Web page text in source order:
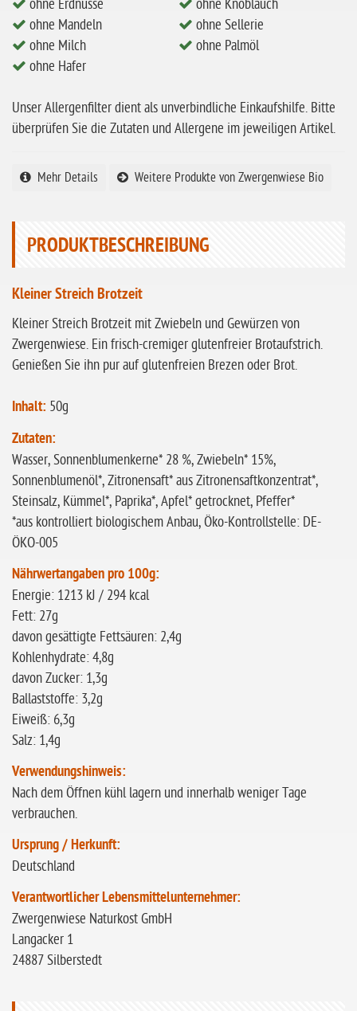
ohne Reis
ohne Mais
ohne Sesam
ohne Guarkernmehl
ohne Knoblauch
ohne Sellerie
glutenfrei
ohne
Sonnenblumen
ohne Erdnüsse
ohne Mandeln
ohne Milch
ohne Hafer
ohne Knoblauch
ohne Sellerie
ohne Palmöl
Unser Allergenfilter dient als unverbindliche Einkaufshilfe. Bitte
überprüfen Sie die Zutaten und Allergene im jeweiligen Artikel.
Mehr Details Weitere Produkte von Zwergenwiese Bio
PRODUKTBESCHREIBUNG
Kleiner Streich Brotzeit
Kleiner Streich Brotzeit mit Zwiebeln und Gewürzen von
Zwergenwiese. Ein frisch-cremiger glutenfreier Brotaufstrich.
Genießen Sie ihn pur auf glutenfreien Brezen oder Brot.
Inhalt: 50g
Zutaten:
Wasser, Sonnenblumenkerne* 28 %, Zwiebeln* 15%,
Sonnenblumenöl*, Zitronensaft* aus Zitronensaftkonzentrat*,
Steinsalz, Kümmel*, Paprika*, Apfel* getrocknet, Pfeffer*
*aus kontrolliert biologischem Anbau, Öko-Kontrollstelle: DE-
ÖKO-005
Nährwertangaben pro 100g:
Energie: 1213 kJ / 294 kcal
Fett: 27g
davon gesättigte Fettsäuren: 2,4g
Kohlenhydrate: 4,8g
davon Zucker: 1,3g
Ballaststoffe: 3,2g
Eiweiß: 6,3g
Salz: 1,4g
Verwendungshinweis:
Nach dem Öffnen kühl lagern und innerhalb weniger Tage
verbrauchen.
Ursprung / Herkunft:
Deutschland
Verantwortlicher Lebensmittelunternehmer:
Zwergenwiese Naturkost GmbH
Langacker 1
24887 Silberstedt